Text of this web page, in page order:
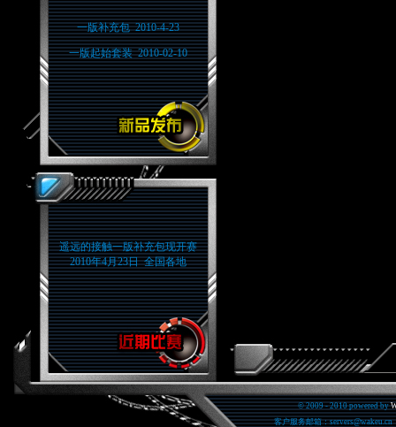
一版补充包 2010-4-23
一版起始套装 2010-02-10
遥远的接触一版补充包现开赛
2010年4月23日 全国各地
© 2009 - 2010 powered by
客户服务邮箱：